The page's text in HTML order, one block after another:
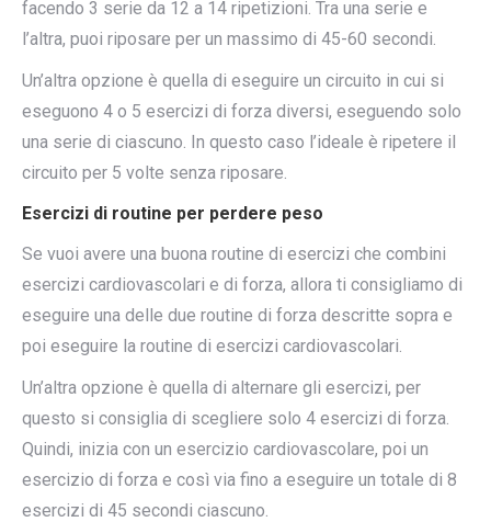
facendo 3 serie da 12 a 14 ripetizioni. Tra una serie e
l’altra, puoi riposare per un massimo di 45-60 secondi.
Un’altra opzione è quella di eseguire un circuito in cui si
eseguono 4 o 5 esercizi di forza diversi, eseguendo solo
una serie di ciascuno. In questo caso l’ideale è ripetere il
circuito per 5 volte senza riposare.
Esercizi di routine per perdere peso
Se vuoi avere una buona routine di esercizi che combini
esercizi cardiovascolari e di forza, allora ti consigliamo di
eseguire una delle due routine di forza descritte sopra e
poi eseguire la routine di esercizi cardiovascolari.
Un’altra opzione è quella di alternare gli esercizi, per
questo si consiglia di scegliere solo 4 esercizi di forza.
Quindi, inizia con un esercizio cardiovascolare, poi un
esercizio di forza e così via fino a eseguire un totale di 8
esercizi di 45 secondi ciascuno.